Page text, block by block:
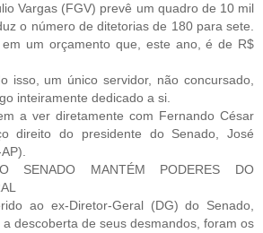
Vargas (FGV) prevê um quadro de 10 mil
o número de ditetorias de 180 para sete.
um orçamento que, este ano, é de R$
isso, um único servidor, não concursado,
inteiramente dedicado a si.
a ver diretamente com Fernando César
direito do presidente do Senado, José
SENADO MANTÉM PODERES DO
ao ex-Diretor-Geral (DG) do Senado,
a descoberta de seus desmandos, foram os